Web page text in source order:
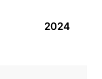
2024